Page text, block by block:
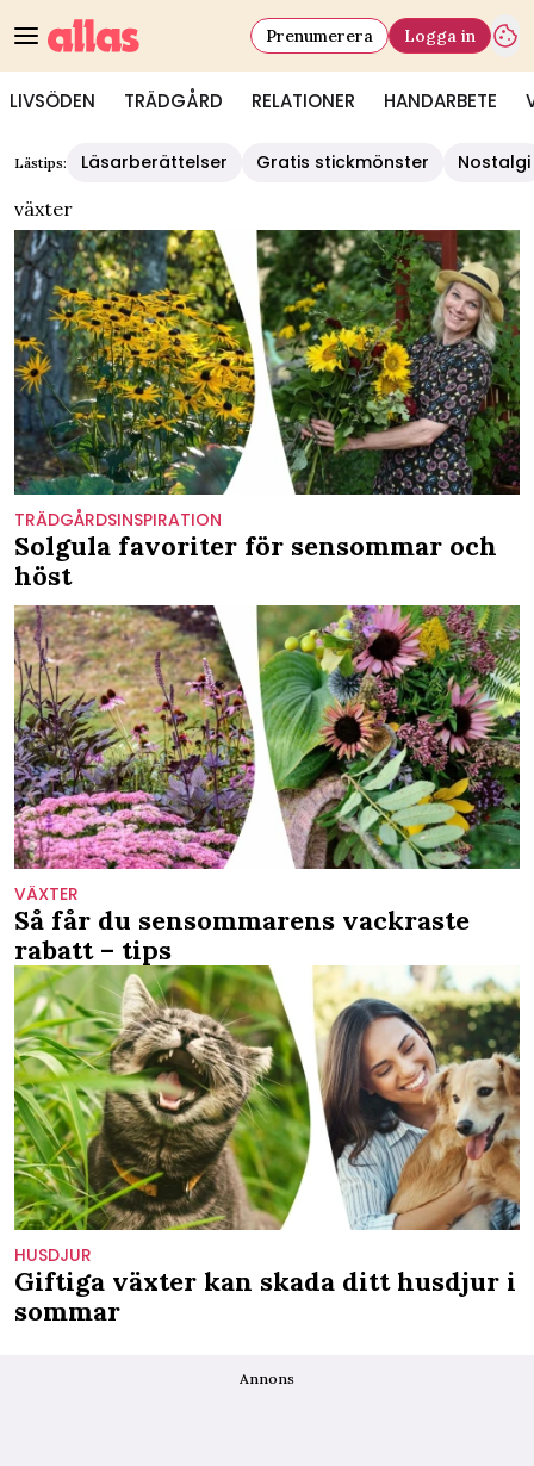
LIVSÖDEN TRÄDGÅRD RELATIONER HANDARBETE
Prenumerera Logga in
Lästips: Läsarberättelser Gratis stickmönster
Nostalgi
växter
TRÄDGÅRDSINSPIRATION
Solgula favoriter för sensommar och
höst
VÄXTER
Så får du sensommarens vackraste
rabatt – tips
HUSDJUR
Giftiga växter kan skada ditt husdjur i
sommar
Annons